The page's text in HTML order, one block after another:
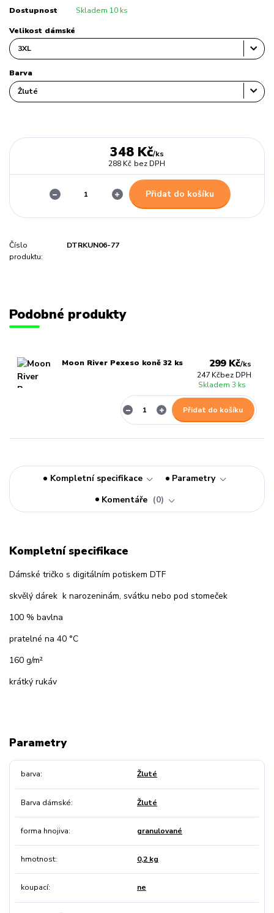
Dostupnost Skladem 10 ks
Velikost dámské
Barva
348 Kč/ks
288 Kč bez DPH
Přidat do košíku
Číslo
produktu:
DTRKUN06-77
Podobné produkty
Moon River Pexeso koně 32 ks 299 Kč/ks
247 Kčbez DPH
Skladem 3 ks
Přidat do košíku
Kompletní specifikace
Parametry
Komentáře
0
Kompletní specifikace
Dámské tričko s digitálním potiskem DTF
skvělý dárek k narozeninám, svátku nebo pod stomeček
100 % bavlna
pratelné na 40 °C
160 g/m²
krátký rukáv
Parametry
barva Žluté
Barva dámské Žluté
forma hnojiva granulované
hmotnost 0,2 kg
koupací ne